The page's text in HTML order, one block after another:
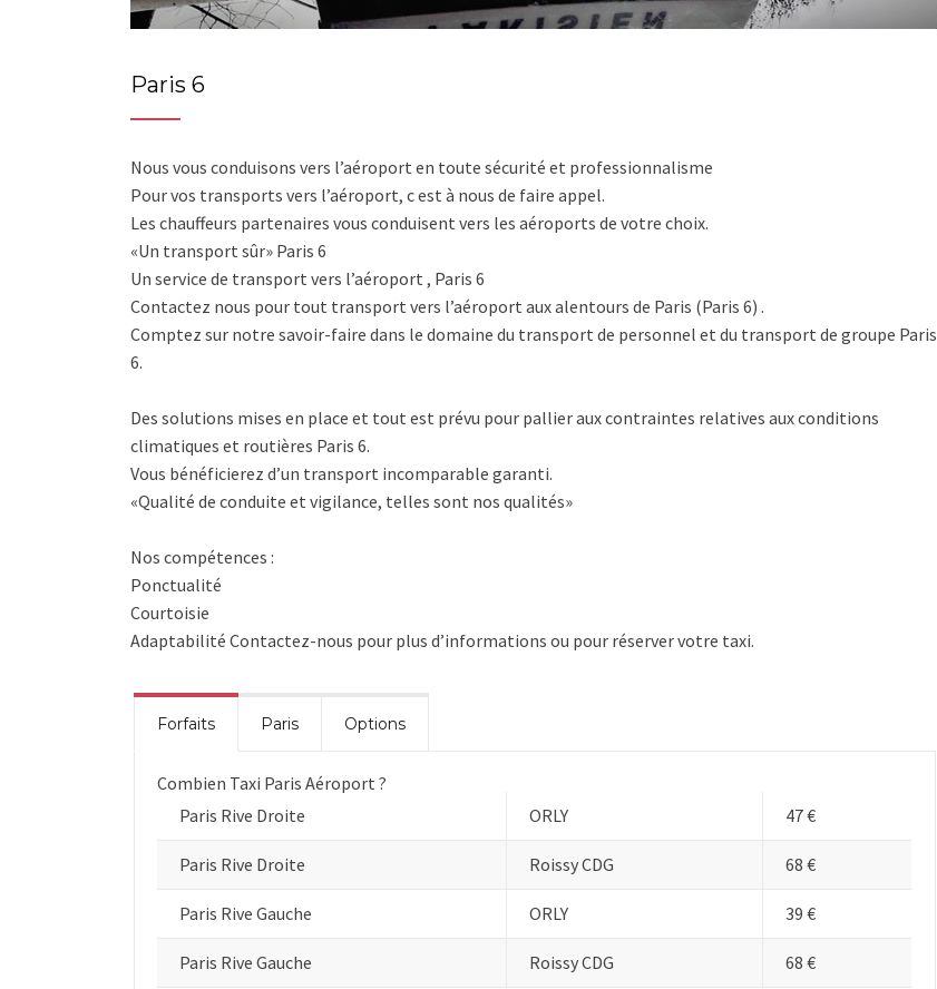
Paris 6
Nous vous conduisons vers l’aéroport en toute sécurité et professionnalisme
Pour vos transports vers l’aéroport, c est à nous de faire appel.
Les chauffeurs partenaires vous conduisent vers les aéroports de votre choix.
«Un transport sûr» Paris 6
Un service de transport vers l’aéroport , Paris 6
Contactez nous pour tout transport vers l’aéroport aux alentours de Paris (Paris 6) .
Comptez sur notre savoir-faire dans le domaine du transport de personnel et du transport de groupe Paris
6.
Des solutions mises en place et tout est prévu pour pallier aux contraintes relatives aux conditions
climatiques et routières Paris 6.
Vous bénéficierez d’un transport incomparable garanti.
«Qualité de conduite et vigilance, telles sont nos qualités»
Nos compétences :
Ponctualité
Courtoisie
Adaptabilité Contactez-nous pour plus d’informations ou pour réserver votre taxi.
Forfaits Paris Options
Combien Taxi Paris Aéroport ?
Paris Rive Droite
ORLY 47 €
Paris Rive Droite Roissy CDG 68 €
Paris Rive Gauche ORLY 39 €
Paris Rive Gauche Roissy CDG 68 €